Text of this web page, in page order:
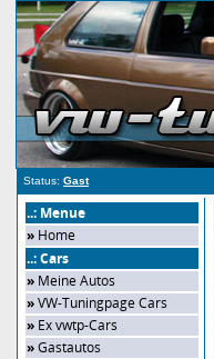
Status: Gast
..: Menue
» Home
..: Cars
» Meine Autos
»VW-Tuningpage Cars
» Ex vwtp-Cars
»Gastautos